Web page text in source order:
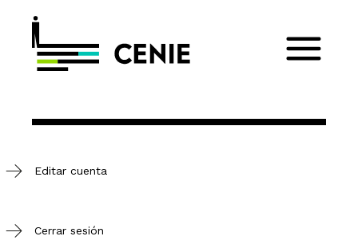
Editar cuenta
Cerrar sesión